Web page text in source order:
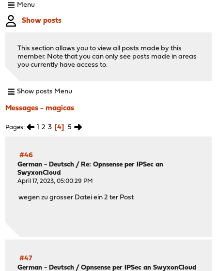
Menu
Show posts
This section allows you to view all posts made by this
member. Note that you can only see posts made in areas
you currently have access to.
Show posts Menu
Messages - magicas
Pages 1 2 3 4 5
#46
German - Deutsch / Re: Opnsense per IPSec an
SwyxonCloud
April 17, 2023, 05:00:29 PM
wegen zu grosser Datei ein 2 ter Post
#47
German - Deutsch /Opnsense per IPSec an SwyxonCloud